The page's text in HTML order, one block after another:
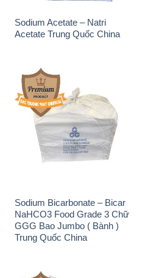
Sodium Acetate – Natri
Acetate Trung Quốc China
Sodium Bicarbonate – Bicar
NaHCO3 Food Grade 3 Chữ
GGG Bao Jumbo ( Bành )
Trung Quốc China